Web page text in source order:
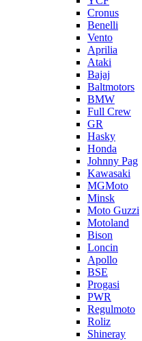
Cronus
Benelli
Vento
Aprilia
Ataki
Bajaj
Baltmotors
BMW
Full Crew
GR
Hasky
Honda
Johnny Pag
Kawasaki
MGMoto
Minsk
Moto Guzzi
Motoland
Bison
Loncin
Apollo
BSE
Progasi
PWR
Regulmoto
Roliz
Shineray